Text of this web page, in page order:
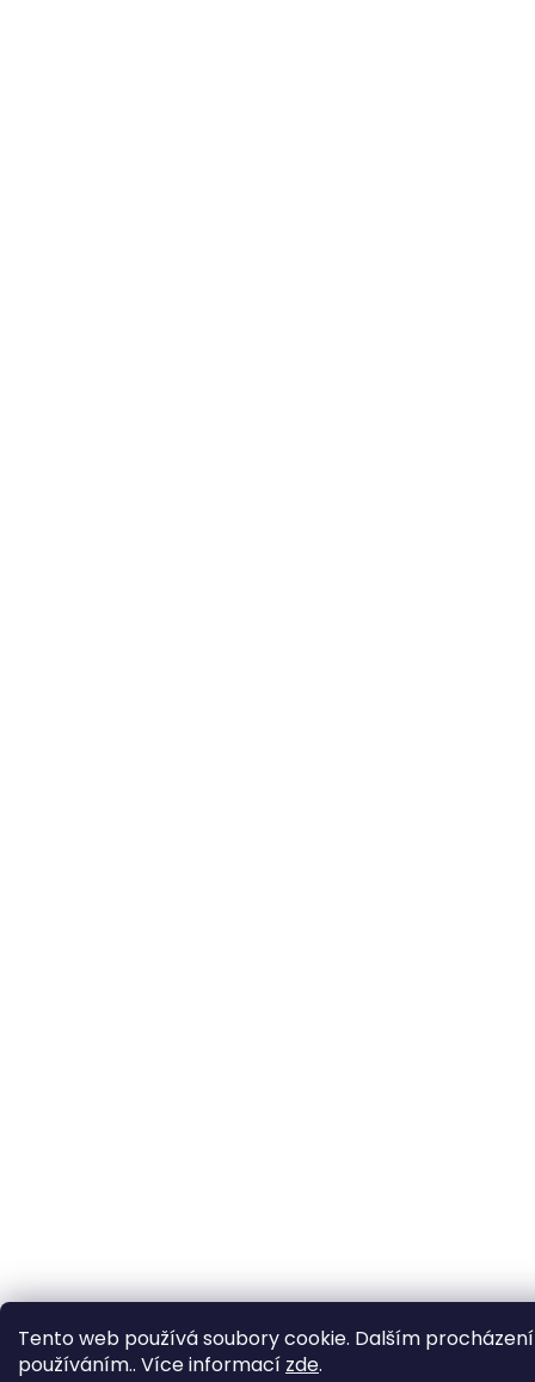
Tento web používá soubory cookie. Dalším
používáním.. Více informací zde.